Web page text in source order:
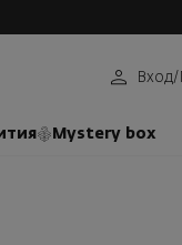
Вход/
Mystery box